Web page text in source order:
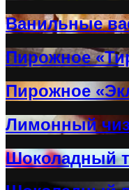
Ванильные
Пирожное
Пирожное
Лимонный
Шоколадный